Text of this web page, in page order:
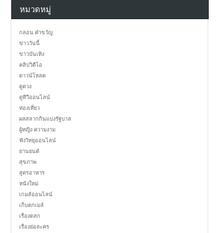
หมวดหมู่
กลอน คำขวัญ
ข่าววันนี้
ข่าวบันเทิง
คลิปวิดีโอ
ดาวน์โหลด
ดูดวง
ดูทีวีออนไลน์
ท่องเที่ยว
ผลสลากกินแบ่งรัฐบาล
ผู้หญิง ความงาม
ฟังวิทยุออนไลน์
ยานยนต์
สุขภาพ
สูตรอาหาร
หนังใหม่
เกมส์ออนไลน์
เก็บตกเมล์
เรื่องตลก
เรื่องย่อละคร